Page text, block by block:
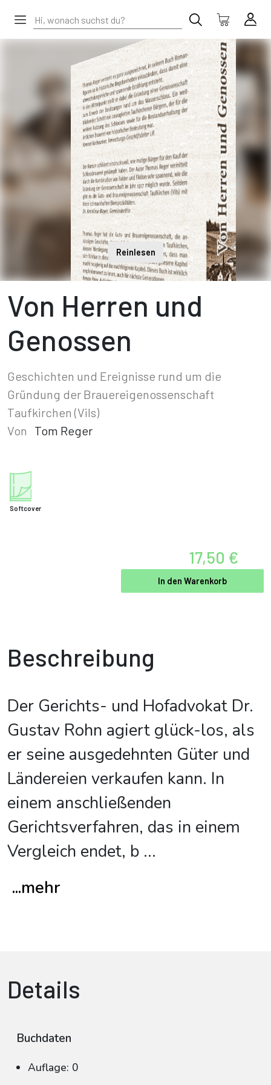
Reinlesen
Von Herren und
Genossen
Geschichten und Ereignisse rund um die
Gründung der Brauereigenossenschaft
Taufkirchen (Vils)
Von
Tom Reger
Softcover
17,50 €
In den Warenkorb
Beschreibung
Der Gerichts- und Hofadvokat Dr.
Gustav Rohn agiert glück-los, als
er seine ausgedehnten Güter und
Ländereien verkaufen kann. In
einem anschließenden
Gerichtsverfahren, das in einem
Vergleich endet, b ...
...mehr
Details
Buchdaten
Auflage: 0